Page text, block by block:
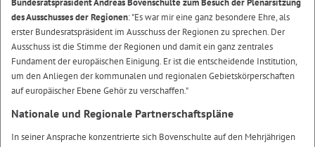
Bundesratspräsident Andreas Bovenschulte zum Besuch der Plenarsitzung
des Ausschusses der Regionen: "Es war mir eine ganz besondere Ehre, als
erster Bundesratspräsident im Ausschuss der Regionen zu sprechen. Der
Ausschuss ist die Stimme der Regionen und damit ein ganz zentrales
Fundament der europäischen Einigung. Er ist die entscheidende Institution,
um den Anliegen der kommunalen und regionalen Gebietskörperschaften
auf europäischer Ebene Gehör zu verschaffen."
Nationale und Regionale Partnerschaftspläne
In seiner Ansprache konzentrierte sich Bovenschulte auf den Mehrjährigen